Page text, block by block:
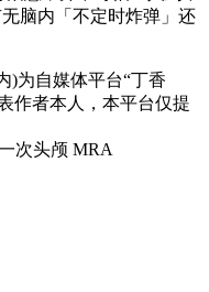
脑内「不定时炸弹」还
)为自媒体平台“丁香
作者本人，本平台仅提
次头颅 MRA